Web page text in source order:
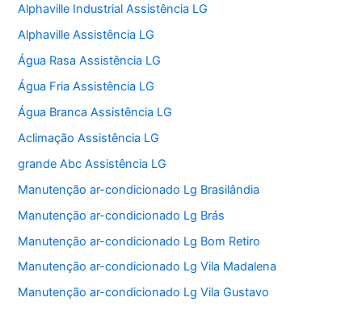
Alphaville Industrial Assistência LG
Alphaville Assistência LG
Água Rasa Assistência LG
Água Fria Assistência LG
Água Branca Assistência LG
Aclimação Assistência LG
grande Abc Assistência LG
Manutenção ar-condicionado Lg Brasilândia
Manutenção ar-condicionado Lg Brás
Manutenção ar-condicionado Lg Bom Retiro
Manutenção ar-condicionado Lg Vila Madalena
Manutenção ar-condicionado Lg Vila Gustavo